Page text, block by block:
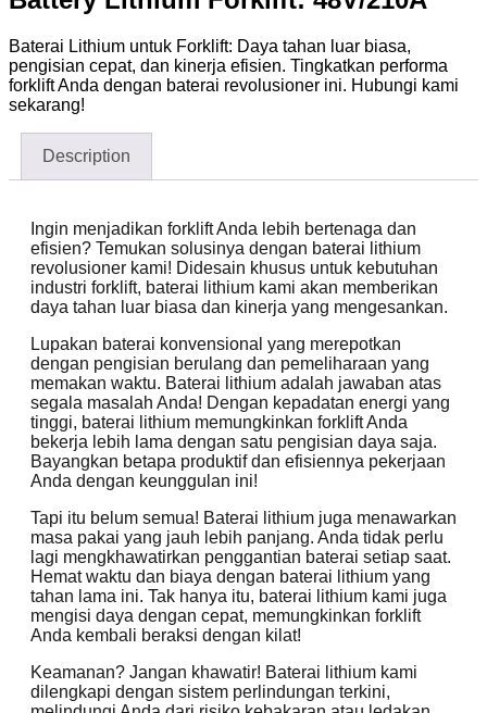
Baterai Lithium untuk Forklift: Daya tahan luar biasa,
pengisian cepat, dan kinerja efisien. Tingkatkan performa
forklift Anda dengan baterai revolusioner ini. Hubungi kami
sekarang!
Description
Ingin menjadikan forklift Anda lebih bertenaga dan
efisien? Temukan solusinya dengan baterai lithium
revolusioner kami! Didesain khusus untuk kebutuhan
industri forklift, baterai lithium kami akan memberikan
daya tahan luar biasa dan kinerja yang mengesankan.
Lupakan baterai konvensional yang merepotkan
dengan pengisian berulang dan pemeliharaan yang
memakan waktu. Baterai lithium adalah jawaban atas
segala masalah Anda! Dengan kepadatan energi yang
tinggi, baterai lithium memungkinkan forklift Anda
bekerja lebih lama dengan satu pengisian daya saja.
Bayangkan betapa produktif dan efisiennya pekerjaan
Anda dengan keunggulan ini!
Tapi itu belum semua! Baterai lithium juga menawarkan
masa pakai yang jauh lebih panjang. Anda tidak perlu
lagi mengkhawatirkan penggantian baterai setiap saat.
Hemat waktu dan biaya dengan baterai lithium yang
tahan lama ini. Tak hanya itu, baterai lithium kami juga
mengisi daya dengan cepat, memungkinkan forklift
Anda kembali beraksi dengan kilat!
Keamanan? Jangan khawatir! Baterai lithium kami
dilengkapi dengan sistem perlindungan terkini,